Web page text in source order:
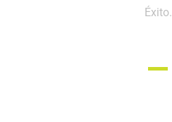
Éxito.